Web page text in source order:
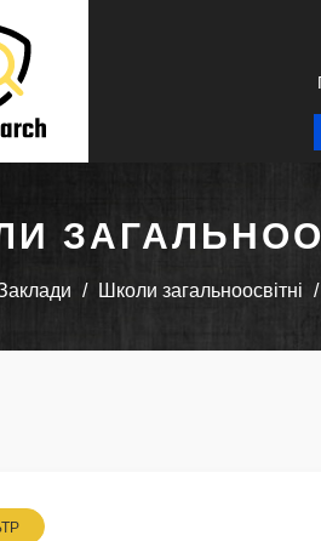
Школи загальноосвітні